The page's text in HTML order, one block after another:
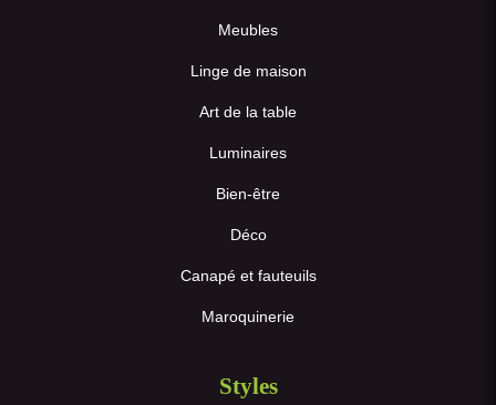
Meubles
Linge de maison
Art de la table
Luminaires
Bien-être
Déco
Canapé et fauteuils
Maroquinerie
Styles